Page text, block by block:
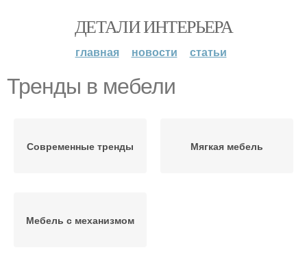
ДЕТАЛИ ИНТЕРЬЕРА
главная новости статьи
Тренды в мебели
Современные тренды Мягкая мебель
Мебель с механизмом